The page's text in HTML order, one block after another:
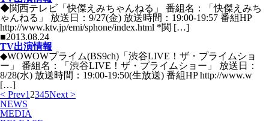
◆関西テレビ「快傑えみちゃんねる」 番組名：「快傑えみち
ゃんねる」 放送日：9/27(金) 放送時間：19:00-19:57 番組HP
http://www.ktv.jp/emi/sphone/index.html *関 […]
■2013.08.24
TV出演情報
◆WOWOWプライム(BS9ch)「渋谷LIVE！ザ・プライムショ
ー」 番組名：「渋谷LIVE！ザ・プライムショー」 放送日：
8/28(水) 放送時間：19:00-19:50(生放送) 番組HP http://www.w
[…]
< Prev1 2345Next >
NEWS
MEDIA